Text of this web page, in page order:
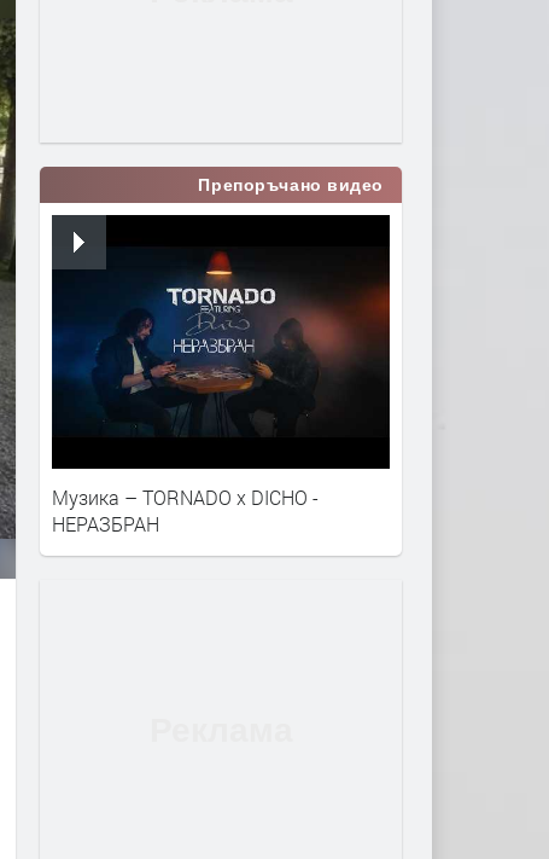
Препоръчано видео
Музика – TORNADO x DICHO -
НЕРАЗБРАН